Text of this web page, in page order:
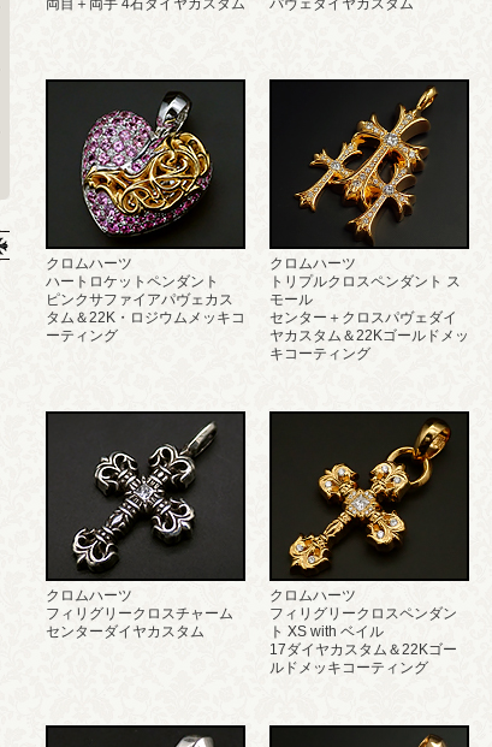
両目＋両手 4石ダイヤカスタム
パヴェダイヤカスタム
クロムハーツ
ハートロケットペンダント
ピンクサファイアパヴェカス
タム＆22K・ロジウムメッキコ
ーティング
クロムハーツ
トリプルクロスペンダント ス
モール
センター＋クロスパヴェダイ
ヤカスタム＆22Kゴールドメッ
キコーティング
クロムハーツ
フィリグリークロスチャーム
センターダイヤカスタム
クロムハーツ
フィリグリークロスペンダン
ト XS with ベイル
17ダイヤカスタム＆22Kゴー
ルドメッキコーティング